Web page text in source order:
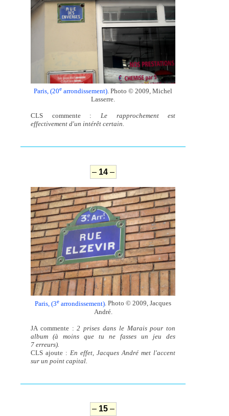
Paris, (20e arrondissement). Photo © 2009, Michel
Lasserre.
CLS commente : Le rapprochement est
effectivement d'un intérêt certain.
– 14–
Paris, (3e arrondissement). Photo © 2009, Jacques
André.
JA commente :2 prises dans le Marais pour ton
album (à moins que tu ne fasses un jeu des
7 erreurs).
CLS ajoute : En effet, Jacques André met l'accent
sur un point capital.
– 15–